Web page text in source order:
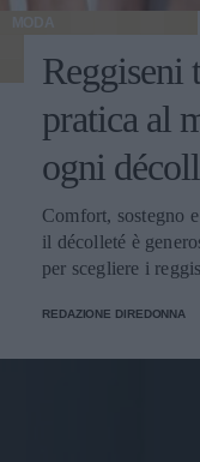
MODA
Reggiseni
pratica al
ogni
Comfort, sostegno
il décolleté è
per scegliere i
REDAZIONE DIREDONNA